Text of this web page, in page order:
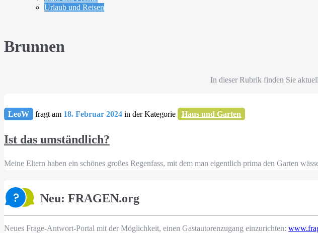
Urlaub und Reisen
Brunnen
In dieser Rubrik finden Sie
LeoW fragt am 18. Februar 2024 in der Kategorie Haus und Garten
Ist das umständlich?
Meine Eltern haben ein schönes großes Regenfass, mit dem man eigentlich prima den Garten
Neu: FRAGEN.org
Neues Frage-Antwort-Portal mit der Möglichkeit, einen Gastautorenzugang einzurichten: